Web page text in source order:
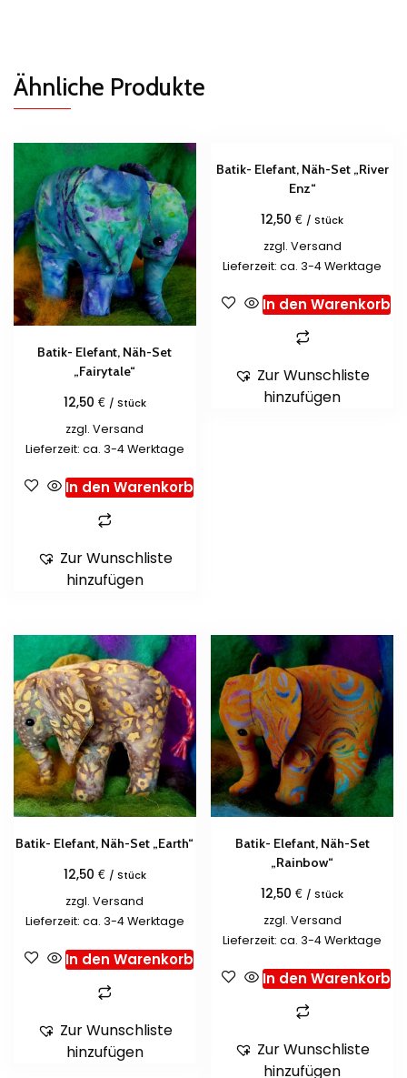
Ähnliche Produkte
Batik- Elefant, Näh-Set
„Fairytale“
12,50 € / Stück
zzgl.Versand
Lieferzeit: ca. 3-4 Werktage
In den Warenkorb
Zur Wunschliste
hinzufügen
Batik- Elefant, Näh-Set „River
Enz“
12,50€ / Stück
zzgl. Versand
Lieferzeit: ca. 3-4 Werktage
In den Warenkorb
Zur Wunschliste
hinzufügen
Batik- Elefant, Näh-Set „Earth“
12,50 € / Stück
zzgl.Versand
Lieferzeit: ca. 3-4 Werktage
In den Warenkorb
Zur Wunschliste
hinzufügen
Batik- Elefant, Näh-Set
„Rainbow“
12,50€ / Stück
zzgl. Versand
Lieferzeit: ca. 3-4 Werktage
In den Warenkorb
Zur Wunschliste
hinzufügen